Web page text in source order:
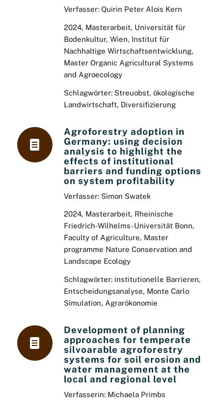
Verfasser: Quirin Peter Alois Kern
2024, Masterarbeit, Universität für
Bodenkultur, Wien, Institut für
Nachhaltige Wirtschaftsentwicklung,
Master Organic Agricultural Systems
and Agroecology
Schlagwörter: Streuobst, ökologische
Landwirtschaft, Diversifizierung
Agroforestry adoption in
Germany: using decision
analysis to highlight the
effects of institutional
barriers and funding options
on system profitability
Verfasser: Simon Swatek
2024, Masterarbeit, Rheinische
Friedrich-Wilhelms-Universität Bonn,
Faculty of Agriculture, Master
programme Nature Conservation and
Landscape Ecology
Schlagwörter: institutionelle Barrieren,
Entscheidungsanalyse, Monte Carlo
Simulation, Agrarökonomie
Development of planning
approaches for temperate
silvoarable agroforestry
systems for soil erosion and
water management at the
local and regional level
Verfasserin: Michaela Primbs